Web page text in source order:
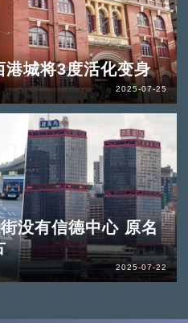
城将3度活化变身
2025-07-25
没有信德中心 原名
2025-07-22